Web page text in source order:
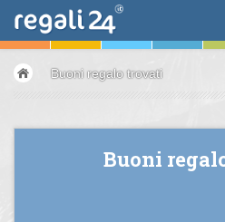
Buoni regalo trovati
Buoni